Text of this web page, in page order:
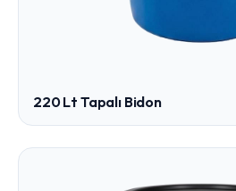
220 Lt Tapalı Bidon